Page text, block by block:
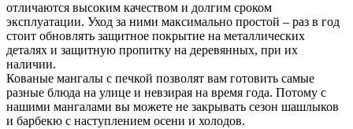
отличаются высоким качеством и долгим сроком
эксплуатации. Уход за ними максимально простой – раз в год
стоит обновлять защитное покрытие на металлических
деталях и защитную пропитку на деревянных, при их
наличии.
Кованые мангалы с печкой позволят вам готовить самые
разные блюда на улице и невзирая на время года. Потому с
нашими мангалами вы можете не закрывать сезон шашлыков
и барбекю с наступлением осени и холодов.